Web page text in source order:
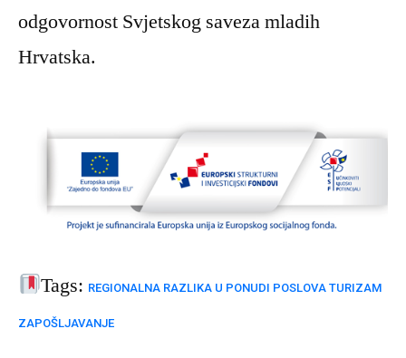
odgovornost Svjetskog saveza mladih
Hrvatska.
Tags: REGIONALNA RAZLIKA U PONUDI POSLOVATURIZAM
ZAPOŠLJAVANJE